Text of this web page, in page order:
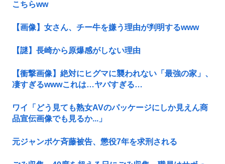
こちらww
【画像】女さん、チー牛を嫌う理由が判明するwww
【謎】長崎から原爆感がしない理由
【衝撃画像】絶対にヒグマに襲われない「最強の家」、
凄すぎるwwwこれは…ヤバすぎる…
ワイ「どう見ても熟女AVのパッケージにしか見えん商
品宣伝画像でも見るか...」
元ジャンポケ斉藤被告、懲役7年を求刑される